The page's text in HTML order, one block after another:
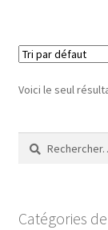
Voici le seul
Rechercher :
Catégories